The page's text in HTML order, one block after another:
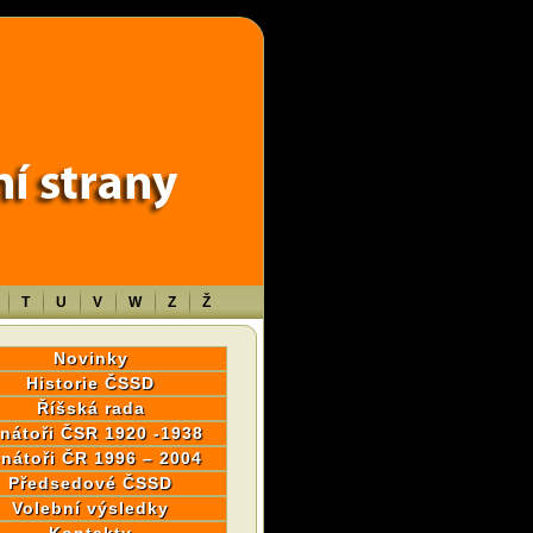
content/themes/sablona/functions.php
T U V W Z Ž
Novinky
Historie ČSSD
Říšská rada
ČSR 1920 -1938
ČR 1996 – 2004
Předsedové ČSSD
Volební výsledky